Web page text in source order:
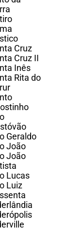
Cruz
Cruz II
Inês
Rita do
Geraldo
João
João
Lucas
Luiz